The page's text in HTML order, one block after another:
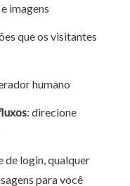
imagens
que os visitantes
humano
: direcione
de login, qualquer
para você